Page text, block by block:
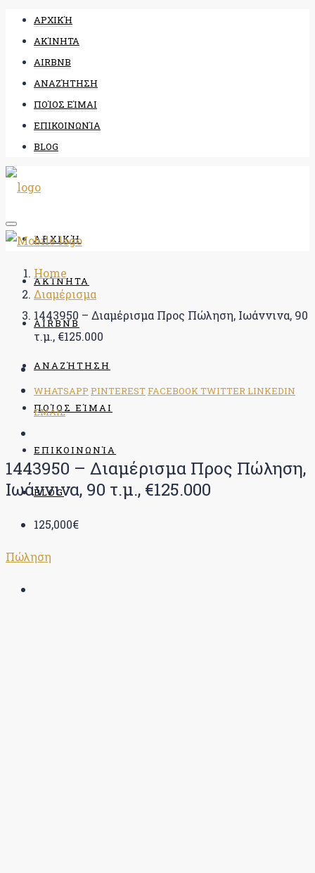
ΑΡΧΙΚΉ
ΑΚΊΝΗΤΑ
AIRBNB
ΑΝΑΖΉΤΗΣΗ
ΠΟΊΟΣ ΕΊΜΑΙ
ΕΠΙΚΟΙΝΩΝΊΑ
BLOG
ΑΡΧΙΚΉ
ΑΚΊΝΗΤΑ
AIRBNB
ΑΝΑΖΉΤΗΣΗ
ΠΟΊΟΣ ΕΊΜΑΙ
ΕΠΙΚΟΙΝΩΝΊΑ
BLOG
Home
Διαμέρισμα
1443950 – Διαμέρισμα Προς Πώληση, Ιωάννινα, 90
τ.μ., €125.000
WHATSAPP PINTERESTFACEBOOKTWITTERLINKEDIN
EMAIL
1443950 – Διαμέρισμα Προς Πώληση,
Ιωάννινα, 90 τ.μ., €125.000
125,000€
Πώληση